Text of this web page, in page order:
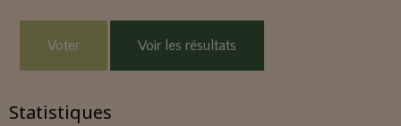
Voter Voir les résultats
Statistiques